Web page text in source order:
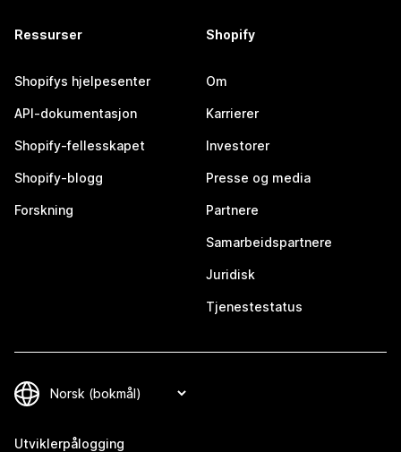
Ressurser
Shopifys hjelpesenter
API-dokumentasjon
Shopify-fellesskapet
Shopify-blogg
Forskning
Shopify
Om
Karrierer
Investorer
Presse og media
Partnere
Samarbeidspartnere
Juridisk
Tjenestestatus
Utviklerpålogging